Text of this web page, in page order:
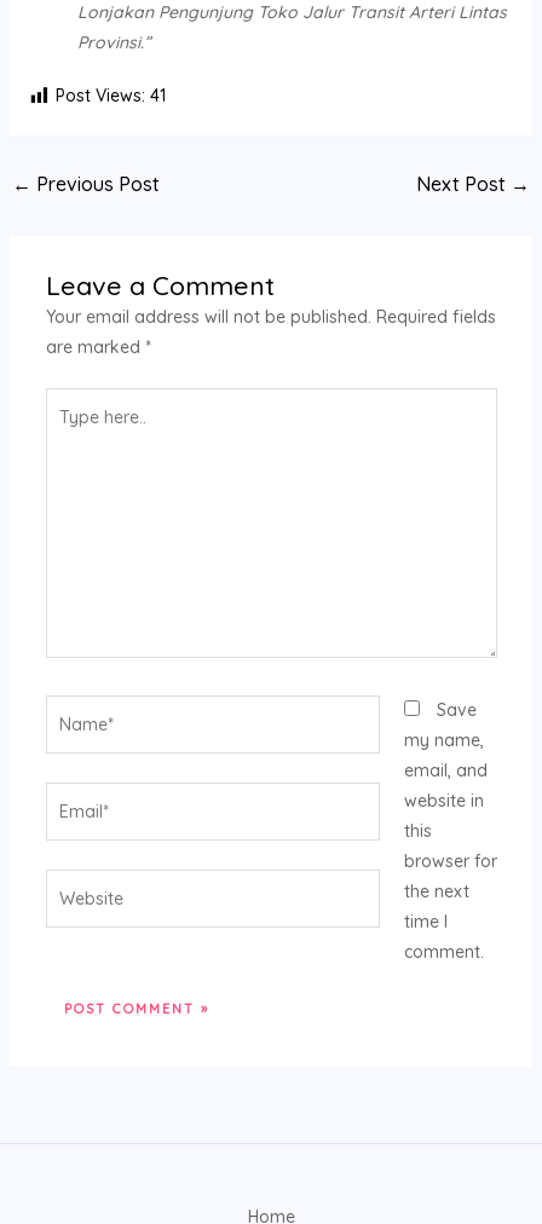
Lonjakan Pengunjung Toko Jalur Transit Arteri Lintas
Provinsi.”
Post Views: 41
← Previous Post Next Post →
Leave a Comment
Your email address will not be published. Required fields
are marked *
here..
Save
my name,
email, and
website in
this
browser for
the next
time I
comment.
Home